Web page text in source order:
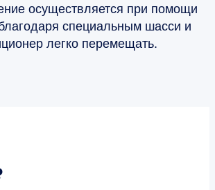
осуществляется при помощи
специальным шасси и
легко перемещать.